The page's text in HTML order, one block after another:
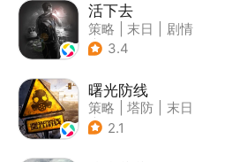
活下去
策略 末日
剧情
| 暗黑
3.4
曙光防线
策略 塔防
末日
| 欧美风
2.1